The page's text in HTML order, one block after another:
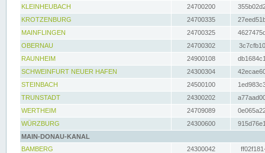
KLEINHEUBACH 24700200
KROTZENBURG
24700335
MAINFLINGEN
24700325
OBERNAU
24700302
RAUNHEIM
24900108
SCHWEINFURT NEUER HAFEN
24300304
STEINBACH
24500100
TRUNSTADT
24300202
WERTHEIM
24709089
WÜRZBURG
24300600
MAIN-DONAU-KANAL
BAMBERG
24300042